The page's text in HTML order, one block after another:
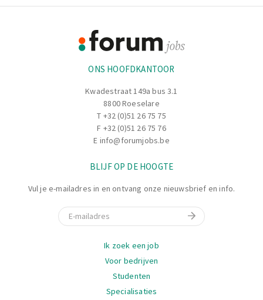
ONS HOOFDKANTOOR
Kwadestraat 149a bus 3.1
8800 Roeselare
T +32 (0)51 26 75 75
F +32 (0)51 26 75 76
E info@forumjobs.be
BLIJF OP DE HOOGTE
Vul je e-mailadres in en ontvang onze nieuwsbrief en info.
E-mail
Ik zoek een job
Voor bedrijven
Studenten
Specialisaties